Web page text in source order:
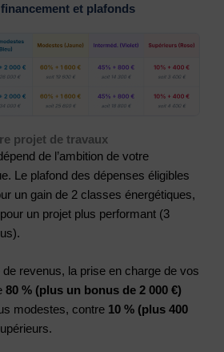
et plafonds
projet de travaux
de l’ambition de votre
Le plafond des dépenses éligibles
un gain de 2 classes énergétiques,
pour un projet plus performant (3
revenus, la prise en charge de vos
80 % (plus un bonus de 2 000 €)
modestes, contre 10 % (plus 400